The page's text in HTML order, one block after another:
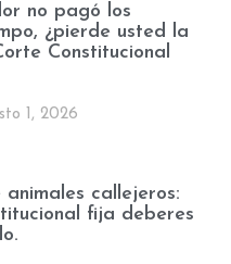
no pagó los
¿pierde usted la
Constitucional
1, 2026
animales callejeros:
fija deberes